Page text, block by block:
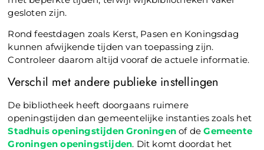
gesloten zijn.
Rond feestdagen zoals Kerst, Pasen en Koningsdag
kunnen afwijkende tijden van toepassing zijn.
Controleer daarom altijd vooraf de actuele informatie.
Verschil met andere publieke instellingen
De bibliotheek heeft doorgaans ruimere
openingstijden dan gemeentelijke instanties zoals het
Stadhuis openingstijden Groningen of deGemeente
Groningen openingstijden. Dit komt doordat het